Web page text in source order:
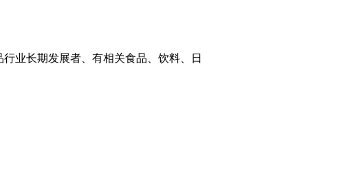
业长期发展者、有相关食品、饮料、日